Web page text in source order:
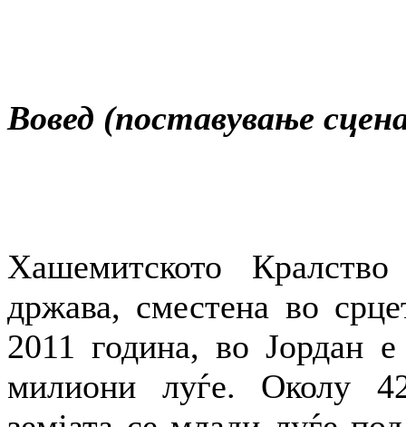
Вовед (поставување
Хашемитското
држава, сместена во
2011 година, во Јордан
милиони луѓе. Околу